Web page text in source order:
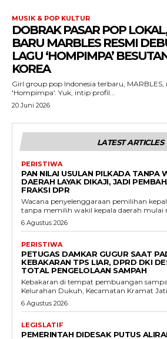
MUSIK & POP KULTUR
DOBRAK PASAR POP
BARU MARBLES RESMI
LAGU ‘HOMPIMPA’
KOREA
Girl group pop Indonesia terbaru,
'Hompimpa'. Yuk, intip profil...
20 Juni 2026
LATEST ARTICLES
PERISTIWA
PAN NILAI USULAN PILKADA TANPA
DAERAH LAYAK DIKAJI, JADI
FRAKSI DPR
Wacana penyelenggaraan pemilihan
tanpa memilih wakil kepala daerah mulai
6 Agustus 2026
PERISTIWA
PETUGAS DAMKAR GUGUR SAAT
KEBAKARAN TPS LIAR, DPRD DKI
TOTAL PENGELOLAAN SAMPAH
Kebakaran di tempat pembuangan
Kelurahan Dukuh, Kecamatan Kramat
6 Agustus 2026
LEGISLATIF
PEMERINTAH DIDESAK PUTUS